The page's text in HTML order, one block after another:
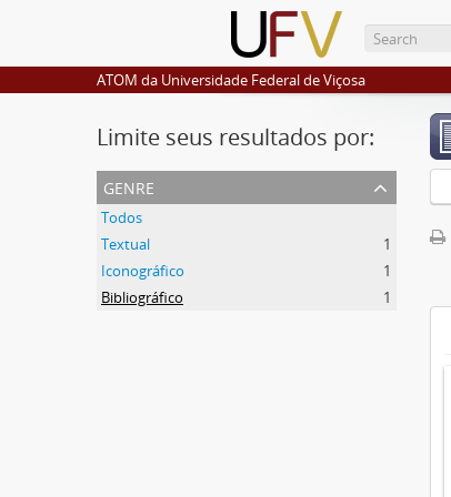
ATOM da Universidade Federal de Viçosa
Limite seus resultados por:
genre
Todos
Textual
1
Iconográfico
1
Bibliográfico
1